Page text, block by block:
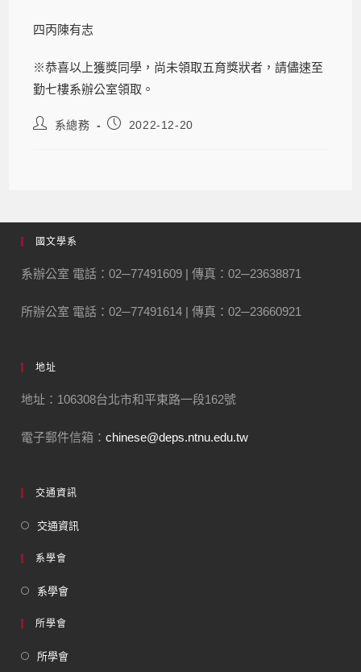
四丙陳有志
※恭喜以上獲獎同學，尚未領取五育獎狀者，請儘速至
勤七樓系辦公室領取。
系總務 2022-12-20
國文學系
系辦公室 電話：02─77491609 | 傳真：02─23638871
所辦公室 電話：02─77491614 | 傳真：02─23660921
地址
地址：106308台北市和平東路一段162號
電子郵件信箱：chinese@deps.ntnu.edu.tw
交通資訊
交通資訊
系學會
系學會
所學會
所學會